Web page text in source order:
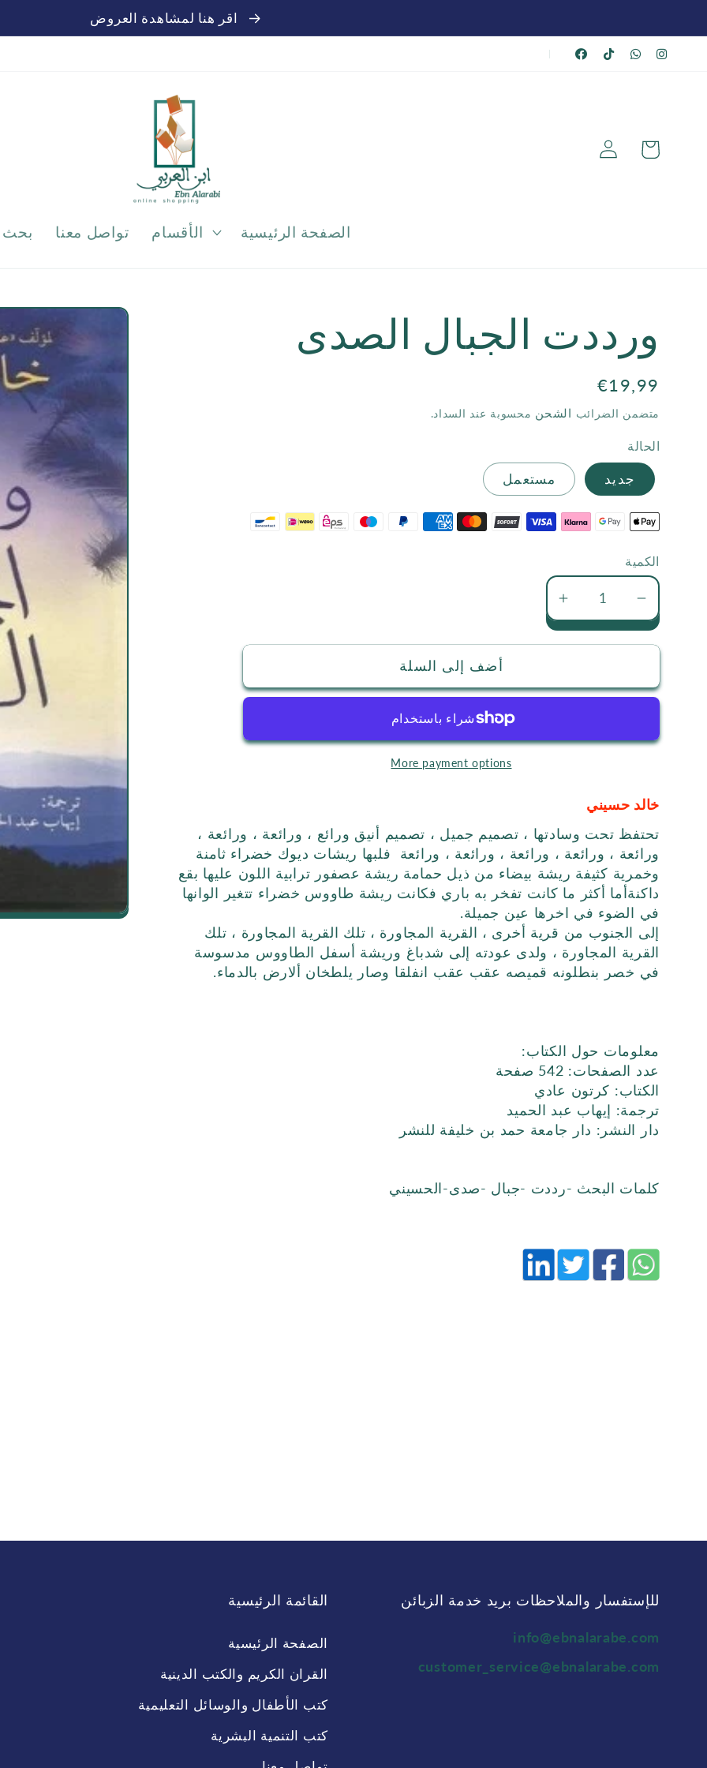
|
الصفحة الرئيسية الأقسام تواصل معنا بحث
تسجيل
الدخول
عربة
الشراء
ورددت الجبال الصدى
السعر
الاعتيادي
€19,99
متضمن الضرائب الشحن محسوبة عند السداد.
الحالة
جديد مستعمل
الكمية
الجبال
زيادة
الجبال
أضف إلى السلة
More payment options
خالد حسيني
تحتفظ تحت وسادتها ، تصميم جميل ، تصميم أنيق ورائع ، ورائعة ، ورائعة ،
ورائعة ، ورائعة ، ورائعة ، ورائعة ، ورائعة فلبها ريشات ديوك خضراء ثامنة
وخمرية كثيفة ريشة بيضاء من ذيل حمامة ريشة عصفور ترابية اللون عليها بقع
داكنةأما أكثر ما كانت تفخر به باري فكانت ريشة طاووس خضراء تتغير الوانها
في الضوء في اخرها عين جميلة.
إلى الجنوب من قرية أخرى ، القرية المجاورة ، تلك القرية المجاورة ، تلك
القرية المجاورة ، ولدى عودته إلى شدباغ وريشة أسفل الطاووس مدسوسة
في خصر بنطلونه قميصه عقب عقب انفلقا وصار يلطخان ألارض بالدماء.
معلومات حول الكتاب:
عدد الصفحات: 542 صفحة
الكتاب: كرتون عادي
ترجمة: إيهاب عبد الحميد
دار النشر: دار جامعة حمد بن خليفة للنشر
كلمات البحث -رددت -جبال -صدى-الحسيني
القائمة الرئيسية
الصفحة الرئيسية
القران الكريم والكتب الدينية
كتب الأطفال والوسائل التعليمية
كتب التنمية البشرية
للإستفسار والملاحظات بريد خدمة الزبائن
info@ebnalarabe.com
customer_service@ebnalarabe.com